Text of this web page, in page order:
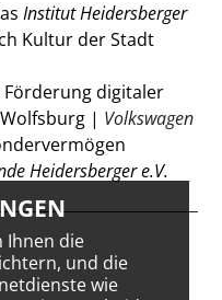
Institut Heidersberger
Kultur der Stadt
Förderung digitaler
| Volkswagen
Heidersberger e.V.
Ihnen die
und die
wie